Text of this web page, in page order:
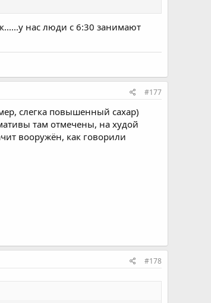
нас люди с 6:30 занимают
#177
слегка повышенный сахар)
там отмечены, на худой
вооружён, как говорили
#178